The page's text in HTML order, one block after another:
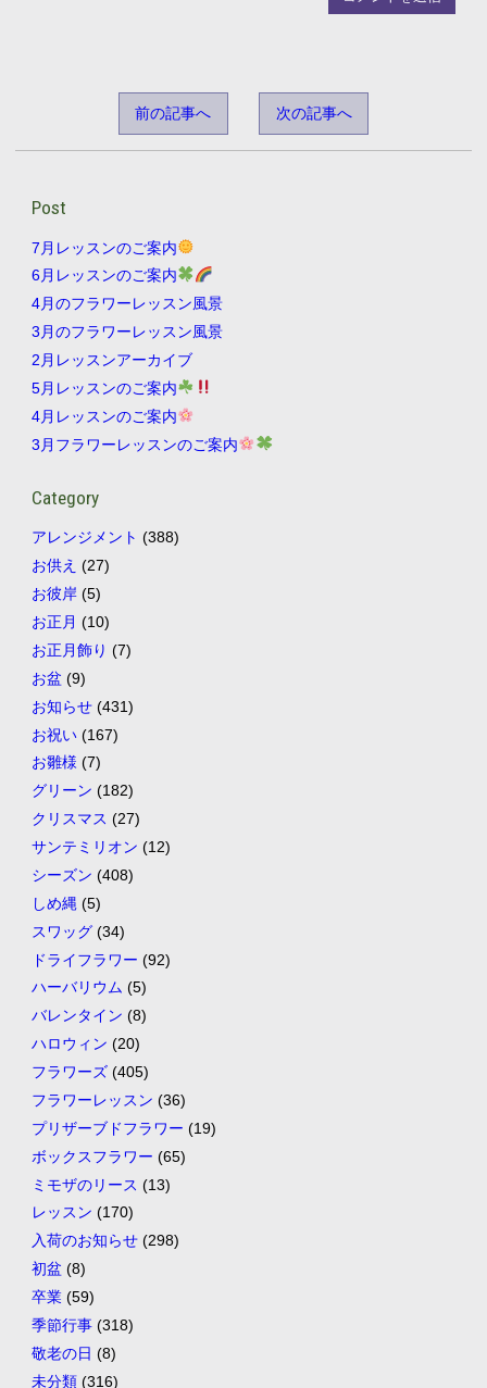
前の記事へ 次の記事へ
Post
7月レッスンのご案内
6月レッスンのご案内
4月のフラワーレッスン風景
3月のフラワーレッスン風景
2月レッスンアーカイブ
5月レッスンのご案内
4月レッスンのご案内
3月フラワーレッスンのご案内
Category
アレンジメント (388)
お供え (27)
お彼岸(5)
お正月 (10)
お正月飾り (7)
お盆 (9)
お知らせ(431)
お祝い(167)
お雛様 (7)
グリーン (182)
クリスマス (27)
サンテミリオン (12)
シーズン (408)
しめ縄 (5)
スワッグ(34)
ドライフラワー (92)
ハーバリウム (5)
バレンタイン (8)
ハロウィン (20)
フラワーズ(405)
フラワーレッスン (36)
プリザーブドフラワー (19)
ボックスフラワー (65)
ミモザのリース (13)
レッスン (170)
入荷のお知らせ(298)
初盆 (8)
卒業(59)
季節行事(318)
敬老の日 (8)
未分類(316)